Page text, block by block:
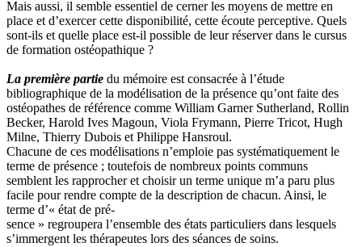
Mais aussi, il semble essentiel de cerner les moyens de mettre en
place et d’exercer cette disponibilité, cette écoute perceptive. Quels
sont-ils et quelle place est-il possible de leur réserver dans le cursus
de formation ostéopathique ?
La première partie du mémoire est consacrée à l’étude
bibliographique de la modélisation de la présence qu’ont faite des
ostéopathes de référence comme William Garner Sutherland, Rollin
Becker, Harold Ives Magoun, Viola Frymann, Pierre Tricot, Hugh
Milne, Thierry Dubois et Philippe Hansroul.
Chacune de ces modélisations n’emploie pas systématiquement le
terme de présence ; toutefois de nombreux points communs
semblent les rapprocher et choisir un terme unique m’a paru plus
facile pour rendre compte de la description de chacun. Ainsi, le
terme d’« état de pré-
sence » regroupera l’ensemble des états particuliers dans lesquels
s’immergent les thérapeutes lors des séances de soins.